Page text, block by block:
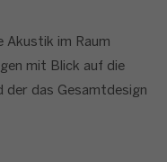
Akustik im Raum
mit Blick auf die
der das Gesamtdesign